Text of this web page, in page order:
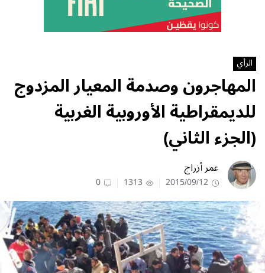
الرأي
المهاجرون وصدمة المعيار المزدوج
للديمقراطية الأوروبية الغربية
(الجزء الثاني)
عمر أزراج
2015/09/12
1313
0